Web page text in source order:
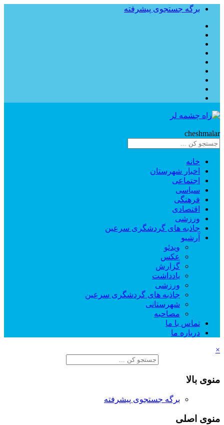
برگه جستجوی پیشرفته
cheshmalar
خانه
اخبار شهرستان
اجتماعی
سیاسی
فرهنگی
اقتصادی
ورزشی
جاذبه های گردشگری سرعین
آرشیو
ویدئو
عکس
گزارش
یادداشت
ورزشی
جاذبه های گردشگری سرعین
شهرستانی
مصاحبه
تماس با ما
درباره ما
×
منوی بالا
برگه جستجوی پیشرفته
منوی اصلی